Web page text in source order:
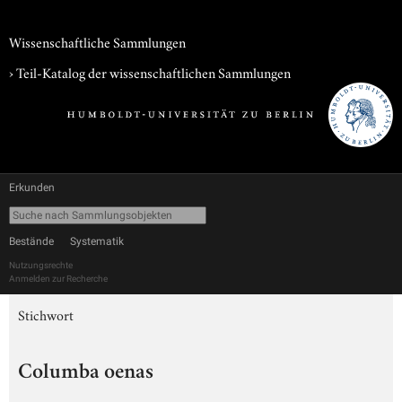
Wissenschaftliche Sammlungen
› Teil-Katalog der wissenschaftlichen Sammlungen
Erkunden
Bestände Systematik
Nutzungsrechte
Anmelden zur Recherche
Stichwort
Columba oenas